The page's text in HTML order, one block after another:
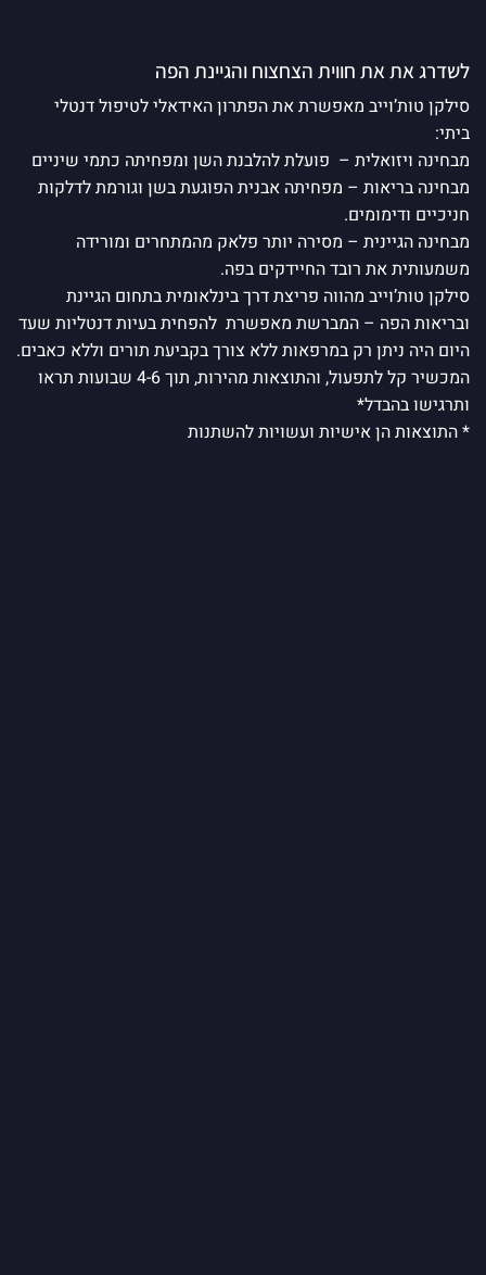
לשדרג את את חווית הצחצוח והגיינת הפה
סילקן טות’וייב מאפשרת את הפתרון האידאלי לטיפול דנטלי
ביתי:
מבחינה ויזואלית – פועלת להלבנת השן ומפחיתה כתמי שיניים
מבחינה בריאות – מפחיתה אבנית הפוגעת בשן וגורמת לדלקות
חניכיים ודימומים.
מבחינה הגיינית – מסירה יותר פלאק מהמתחרים ומורידה
משמעותית את רובד החיידקים בפה.
סילקן טות’וייב מהווה פריצת דרך בינלאומית בתחום הגיינת
ובריאות הפה – המברשת מאפשרת להפחית בעיות דנטליות שעד
היום היה ניתן רק במרפאות ללא צורך בקביעת תורים וללא כאבים.
המכשיר קל לתפעול, והתוצאות מהירות, תוך 4-6 שבועות תראו
ותרגישו בהבדל*
* התוצאות הן אישיות ועשויות להשתנות